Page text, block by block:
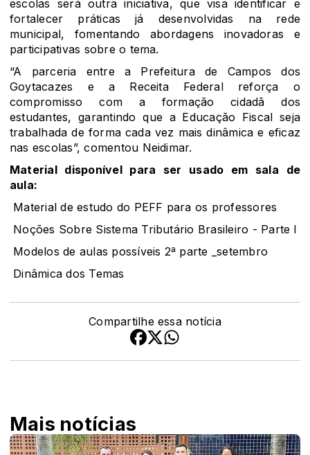
escolas será outra iniciativa, que visa identificar e
fortalecer práticas já desenvolvidas na rede
municipal, fomentando abordagens inovadoras e
participativas sobre o tema.
“A parceria entre a Prefeitura de Campos dos
Goytacazes e a Receita Federal reforça o
compromisso com a formação cidadã dos
estudantes, garantindo que a Educação Fiscal seja
trabalhada de forma cada vez mais dinâmica e eficaz
nas escolas”, comentou Neidimar.
Material disponível para ser usado em sala de
aula:
Material de estudo do PEFF para os professores
Noções Sobre Sistema Tributário Brasileiro - Parte I
Modelos de aulas possíveis 2ª parte _setembro
Dinâmica dos Temas
Compartilhe essa notícia
Mais notícias